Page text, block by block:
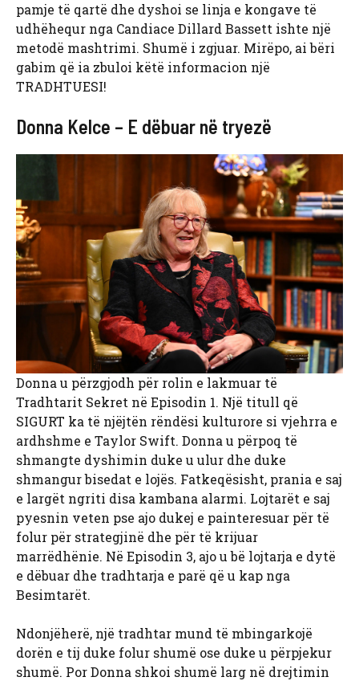
pamje të qartë dhe dyshoi se linja e kongave të
udhëhequr nga Candiace Dillard Bassett ishte një
metodë mashtrimi. Shumë i zgjuar. Mirëpo, ai bëri
gabim që ia zbuloi këtë informacion një
TRADHTUESI!
Donna Kelce – E dëbuar në tryezë
Donna u përzgjodh për rolin e lakmuar të
Tradhtarit Sekret në Episodin 1. Një titull që
SIGURT ka të njëjtën rëndësi kulturore si vjehrra e
ardhshme e Taylor Swift. Donna u përpoq të
shmangte dyshimin duke u ulur dhe duke
shmangur bisedat e lojës. Fatkeqësisht, prania e saj
e largët ngriti disa kambana alarmi. Lojtarët e saj
pyesnin veten pse ajo dukej e painteresuar për të
folur për strategjinë dhe për të krijuar
marrëdhënie. Në Episodin 3, ajo u bë lojtarja e dytë
e dëbuar dhe tradhtarja e parë që u kap nga
Besimtarët.
Ndonjëherë, një tradhtar mund të mbingarkojë
dorën e tij duke folur shumë ose duke u përpjekur
shumë. Por Donna shkoi shumë larg në drejtimin